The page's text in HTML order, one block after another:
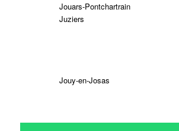
Jouars-Pontchartrain
Juziers
Jouy-en-Josas